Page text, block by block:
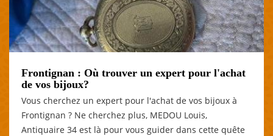
Frontignan : Où trouver un expert pour l'achat
de vos bijoux?
Vous cherchez un expert pour l'achat de vos bijoux à
Frontignan ? Ne cherchez plus, MEDOU Louis,
Antiquaire 34 est là pour vous guider dans cette quête